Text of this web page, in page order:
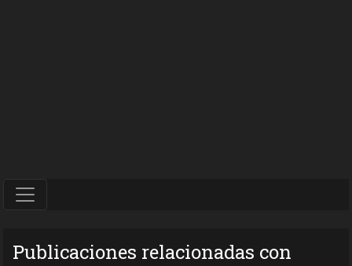
Publicaciones relacionadas con